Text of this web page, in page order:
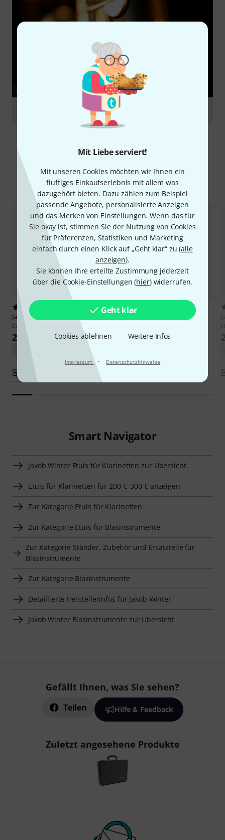
Mit Liebe serviert!
Mit unseren Cookies möchten wir Ihnen ein
fluffiges Einkaufserlebnis mit allem was
dazugehört bieten. Dazu zählen zum Beispiel
passende Angebote, personalisierte Anzeigen
und das Merken von Einstellungen. Wenn das für
Sie okay ist, stimmen Sie der Nutzung von Cookies
für Präferenzen, Statistiken und Marketing
einfach durch einen Klick auf „Geht klar“ zu (alle
anzeigen).
Sie können Ihre erteilte Zustimmung jederzeit
über die Cookie-Einstellungen (hier) widerrufen.
Geht klar
Cookies ablehnen Weitere Infos
Impressum · Datenschutzhinweise
RATGEBER
Alternativen vergleichen
Jakob Winter
German Double
259 €
-27%
JW 422N A+B
239 €
Smart Navigator
Jakob Winter Etuis für Klarinetten zur Übersicht
Etuis für Klarinetten für 200 €–300 € anzeigen
Zur Kategorie Etuis für Klarinetten
Zur Kategorie Etuis für Blasinstrumente
Zur Kategorie Ständer, Zubehör und Ersatzteile für
Blasinstrumente
Zur Kategorie Blasinstrumente
Detaillierte Herstellerinfos für Jakob Winter
Jakob Winter Blasinstrumente zur Übersicht
Gefällt Ihnen, was Sie sehen?
Teilen Hilfe & Feedback
Zuletzt angesehene Produkte